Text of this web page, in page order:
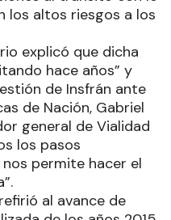
los altos riesgos a los
explicó que dicha
hace años” y
de Insfrán ante
de Nación, Gabriel
general de Vialidad
los pasos
permite hacer el
al avance de